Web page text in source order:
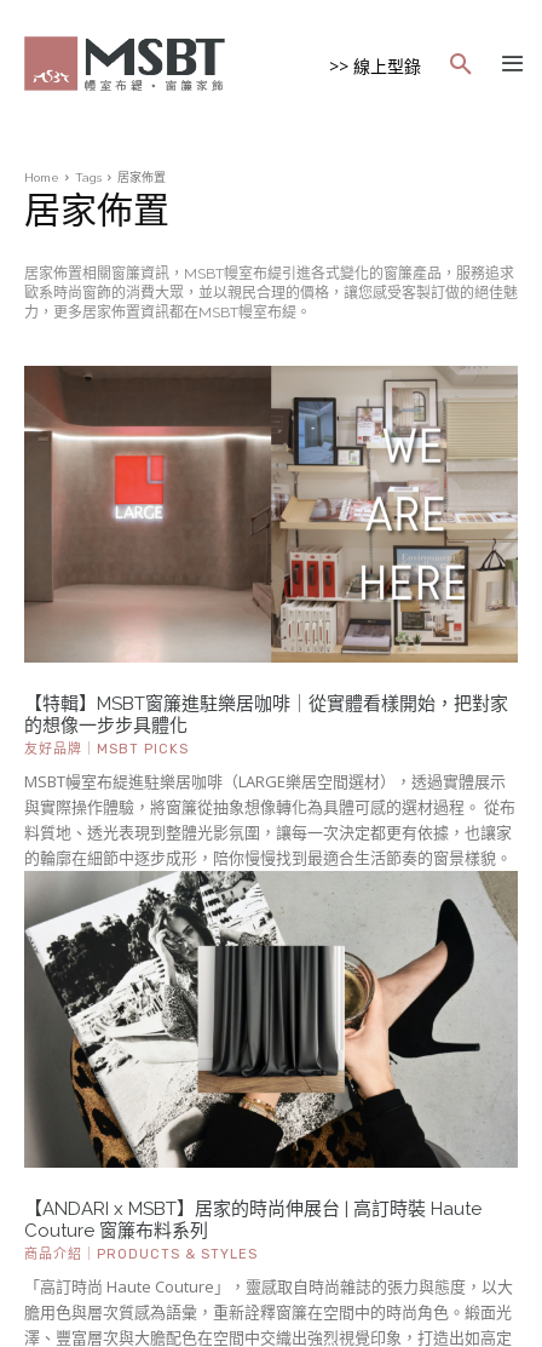
>> 線上型錄
Home Tags 居家佈置
居家佈置
居家佈置相關窗簾資訊，MSBT幔室布緹引進各式變化的窗簾產品，服務追求
歐系時尚窗飾的消費大眾，並以親民合理的價格，讓您感受客製訂做的絕佳魅
力，更多居家佈置資訊都在MSBT幔室布緹。
【特輯】MSBT窗簾進駐樂居咖啡｜從實體看樣開始，把對家
的想像一步步具體化
友好品牌｜MSBT PICKS
MSBT幔室布緹進駐樂居咖啡（LARGE樂居空間選材），透過實體展示
與實際操作體驗，將窗簾從抽象想像轉化為具體可感的選材過程。 從布
料質地、透光表現到整體光影氛圍，讓每一次決定都更有依據，也讓家
的輪廓在細節中逐步成形，陪你慢慢找到最適合生活節奏的窗景樣貌。
【ANDARI x MSBT】居家的時尚伸展台 | 高訂時裝 Haute
Couture 窗簾布料系列
商品介紹｜PRODUCTS & STYLES
「高訂時尚 Haute Couture」，靈感取自時尚雜誌的張力與態度，以大
膽用色與層次質感為語彙，重新詮釋窗簾在空間中的時尚角色。緞面光
澤、豐富層次與大膽配色在空間中交織出強烈視覺印象，打造出如高定